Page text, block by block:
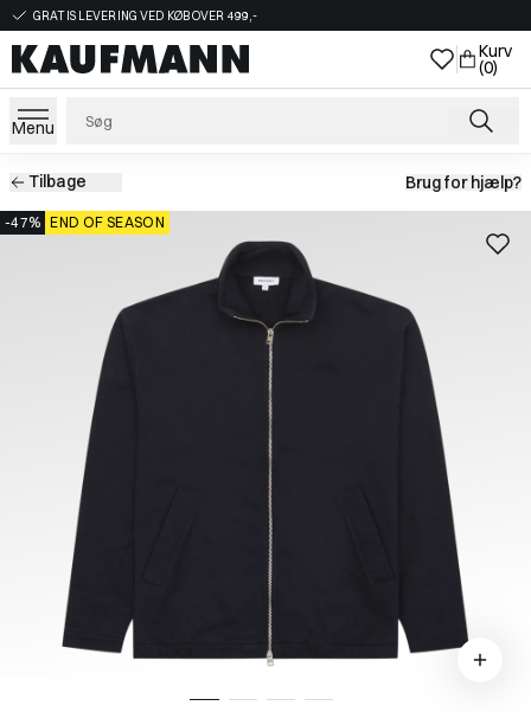
GRATIS LEVERING VED KØB OVER 499,-
Kurv
(0)
Menu
Tilbage Brug for hjælp?
-47% END OF SEASON